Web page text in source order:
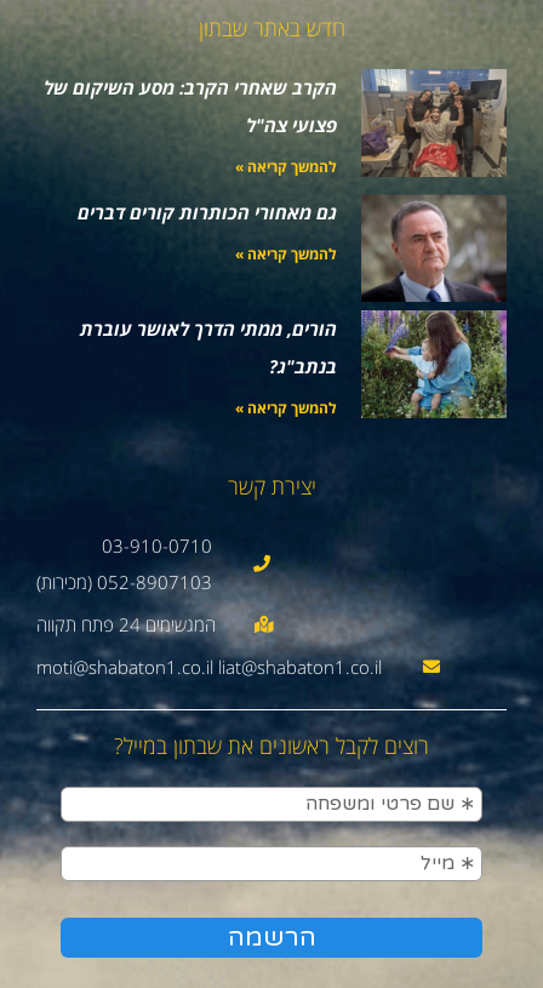
חדש באתר שבתון
הקרב שאחרי הקרב: מסע השיקום של
פצועי צה"ל
להמשך קריאה »
גם מאחורי הכותרות קורים דברים
להמשך קריאה »
הורים, ממתי הדרך לאושר עוברת
בנתב"ג?
להמשך קריאה »
יצירת קשר
03-910-0710
052-8907103 (מכירות)
moti@shabaton1.co.il liat@shabaton1.co.il
רוצים לקבל ראשונים את שבתון במייל?